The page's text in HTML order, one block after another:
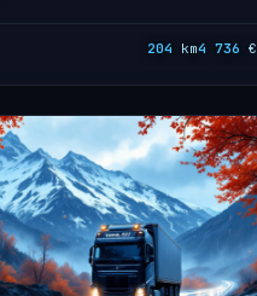
204 km4 736 €